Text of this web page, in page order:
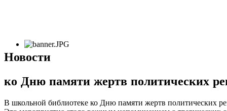
Новости
ко Дню памяти жертв политических
В школьной библиотеке ко Дню памяти жертв политических